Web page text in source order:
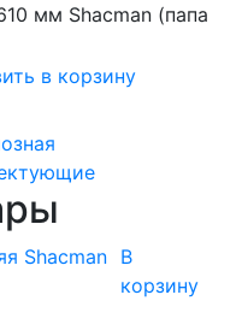
мм Shacman (папа
в корзину
В
корзину